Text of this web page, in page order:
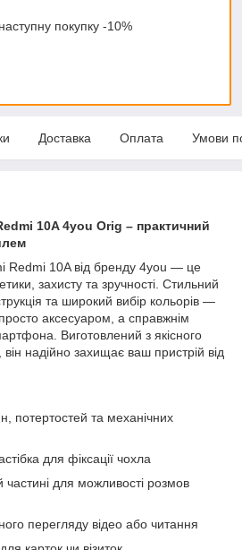
покупку -10%
Доставка Оплата Умови
10A 4you Orig – практичний
Redmi 10A від бренду 4you — це
захисту та зручності. Стильний
та широкий вибір кольорів —
аксесуаром, а справжнім
Виготовлений з якісного
він надійно захищає ваш пристрій від
потертостей та механічних
для фіксації чохла
частині для можливості розмов
перегляду відео або читання